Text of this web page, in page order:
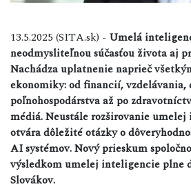
13.5.2025 (SITA.sk) - Umelá
neodmysliteľnou súčasťou života aj
Nachádza uplatnenie naprieč
ekonomiky: od financií, vzdelávania,
poľnohospodárstva až po
médiá. Neustále rozširovanie
otvára dôležité otázky o
AI systémov. Nový prieskum
výsledkom umelej inteligencie plne
Slovákov.